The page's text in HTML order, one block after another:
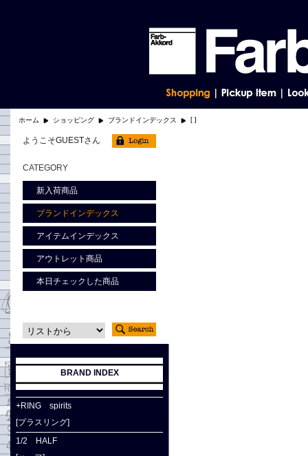
ホーム ショッピング ブランドインデックス [ ]
ようこそGUESTさん
CATEGORY
新入荷商品
ブランドインデックス
アイテムインデックス
アウトレット商品
本日チェックした商品
BRAND INDEX
+RING spirits
[プラスリング]
1/2 HALF